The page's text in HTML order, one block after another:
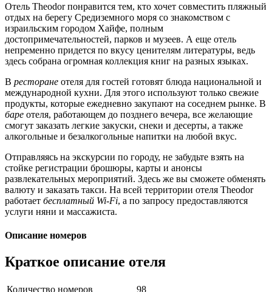
Отель Theodor понравится тем, кто хочет совместить пляжный
отдых на берегу Средиземного моря со знакомством с
израильским городом Хайфе, полным
достопримечательностей, парков и музеев. А еще отель
непременно придется по вкусу ценителям литературы, ведь
здесь собрана огромная коллекция книг на разных языках.
В ресторане отеля для гостей готовят блюда национальной и
международной кухни. Для этого используют только свежие
продукты, которые ежедневно закупают на соседнем рынке. В
баре отеля, работающем до позднего вечера, все желающие
смогут заказать легкие закуски, снеки и десерты, а также
алкогольные и безалкогольные напитки на любой вкус.
Отправляясь на экскурсии по городу, не забудьте взять на
стойке регистрации брошюры, карты и анонсы
развлекательных мероприятий. Здесь же вы сможете обменять
валюту и заказать такси. На всей территории отеля Theodor
работает бесплатный Wi-Fi, а по запросу предоставляются
услуги няни и массажиста.
Описание номеров
Краткое описание отеля
Количество номеров 98